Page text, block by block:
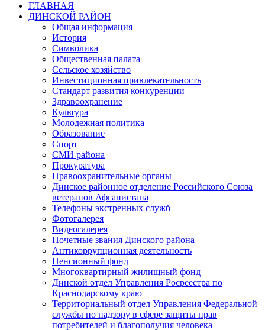
ГЛАВНАЯ
ДИНСКОЙ РАЙОН
Общая информация
История
Символика
Общественная палата
Сельское хозяйство
Инвестиционная привлекательность
Стандарт развития конкуренции
Здравоохранение
Культура
Молодежная политика
Образование
Спорт
СМИ района
Прокуратура
Правоохранительные органы
Динское районное отделение Российского Союза
ветеранов Афганистана
Телефоны экстренных служб
Фотогалерея
Видеогалерея
Почетные звания Динского района
Антикоррупционная деятельность
Пенсионный фонд
Многоквартирный жилищный фонд
Динской отдел Управления Росреестра по
Краснодарскому краю
Территориальный отдел Управления Федеральной
службы по надзору в сфере защиты прав
потребителей и благополучия человека